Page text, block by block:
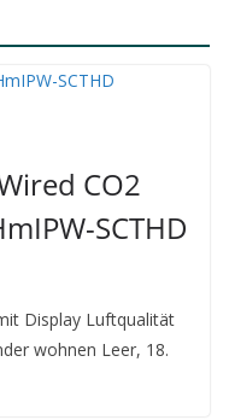
CO2
SCTHD
Display Luftqualität
wohnen Leer, 18.